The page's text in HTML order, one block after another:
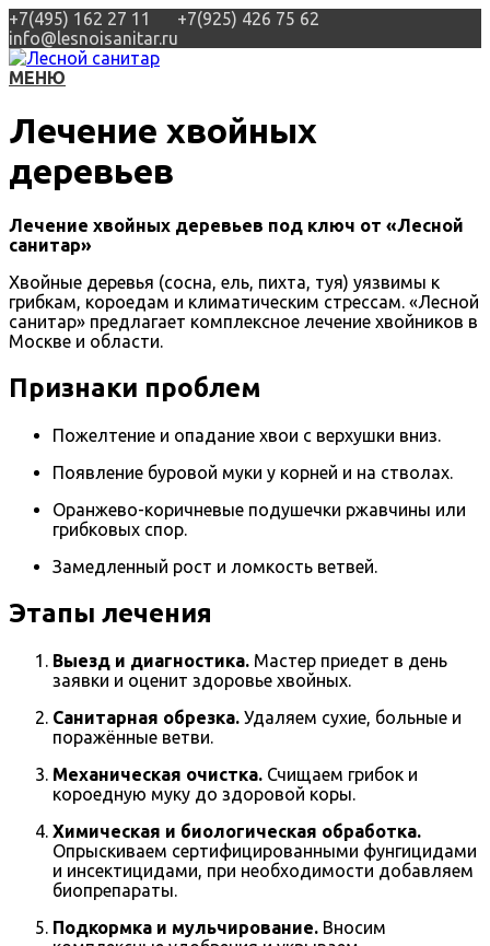
+7(495) 162 27 11 +7(925) 426 75 62
info@lesnoisanitar.ru
МЕНЮ
Лечение хвойных
деревьев
Лечение хвойных деревьев под ключ от «Лесной
санитар»
Хвойные деревья (сосна, ель, пихта, туя) уязвимы к
грибкам, короедам и климатическим стрессам. «Лесной
санитар» предлагает комплексное лечение хвойников в
Москве и области.
Признаки проблем
Пожелтение и опадание хвои с верхушки вниз.
Появление буровой муки у корней и на стволах.
Оранжево-коричневые подушечки ржавчины или
грибковых спор.
Замедленный рост и ломкость ветвей.
Этапы лечения
Выезд и диагностика. Мастер приедет в день
заявки и оценит здоровье хвойных.
Санитарная обрезка. Удаляем сухие, больные и
поражённые ветви.
Механическая очистка. Счищаем грибок и
короедную муку до здоровой коры.
Химическая и биологическая обработка.
Опрыскиваем сертифицированными фунгицидами
и инсектицидами, при необходимости добавляем
биопрепараты.
Подкормка и мульчирование. Вносим